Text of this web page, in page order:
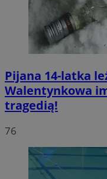
Pijana 14-latka
Walentynkowa
tragedią!
76